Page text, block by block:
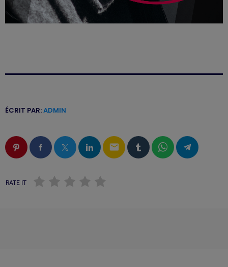
ÉCRIT PAR:ADMIN
email
RATE IT